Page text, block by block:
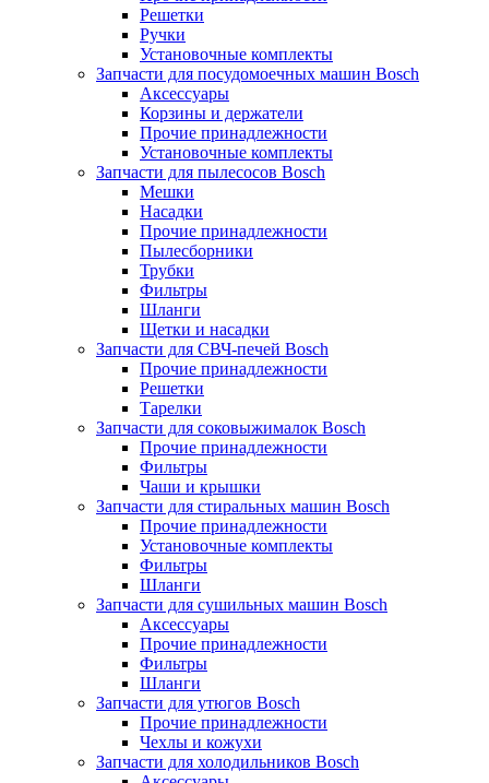
Решетки
Ручки
Установочные комплекты
Запчасти для посудомоечных машин Bosch
Аксессуары
Корзины и держатели
Прочие принадлежности
Установочные комплекты
Запчасти для пылесосов Bosch
Мешки
Насадки
Прочие принадлежности
Пылесборники
Трубки
Фильтры
Шланги
Щетки и насадки
Запчасти для СВЧ-печей Bosch
Прочие принадлежности
Решетки
Тарелки
Запчасти для соковыжималок Bosch
Прочие принадлежности
Фильтры
Чаши и крышки
Запчасти для стиральных машин Bosch
Прочие принадлежности
Установочные комплекты
Фильтры
Шланги
Запчасти для сушильных машин Bosch
Аксессуары
Прочие принадлежности
Фильтры
Шланги
Запчасти для утюгов Bosch
Прочие принадлежности
Чехлы и кожухи
Запчасти для холодильников Bosch